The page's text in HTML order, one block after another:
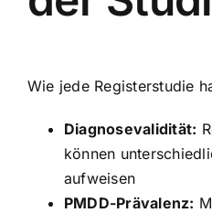
Wie jede Registerstudie
Diagnosevalidität:
können
aufweisen
PMDD-Prävalenz: